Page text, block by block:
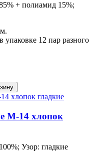
+ полиамид 15%;
12 пар разного
М-14 хлопок
Узор: гладкие